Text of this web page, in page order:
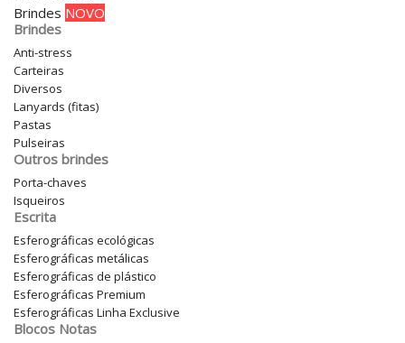
Brindes NOVO
Brindes
Anti-stress
Carteiras
Diversos
Lanyards (fitas)
Pastas
Pulseiras
Outros brindes
Porta-chaves
Isqueiros
Escrita
Esferográficas ecológicas
Esferográficas metálicas
Esferográficas de plástico
Esferográficas Premium
Esferográficas Linha Exclusive
Blocos Notas